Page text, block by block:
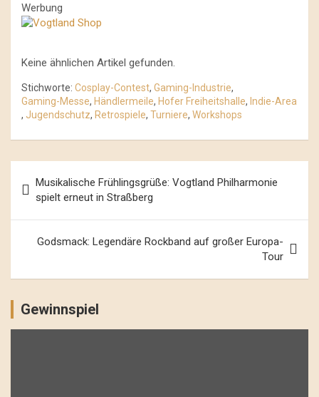
Werbung
Keine ähnlichen Artikel gefunden.
Stichworte: Cosplay-Contest, Gaming-Industrie,
Gaming-Messe, Händlermeile, Hofer Freiheitshalle, Indie-Area
, Jugendschutz, Retrospiele, Turniere, Workshops
Navigation
Musikalische Frühlingsgrüße: Vogtland Philharmonie
spielt erneut in Straßberg
Godsmack: Legendäre Rockband auf großer Europa-
Tour
Gewinnspiel